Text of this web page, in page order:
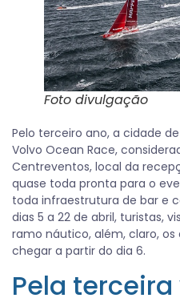
Foto divulgação
Pelo terceiro ano, a cidade
Volvo Ocean Race,
Centreventos, local da
quase toda pronta para o
toda infraestrutura de bar e
dias 5 a 22 de abril, turistas,
ramo náutico, além, claro,
chegar a partir do dia 6.
Pela terceira